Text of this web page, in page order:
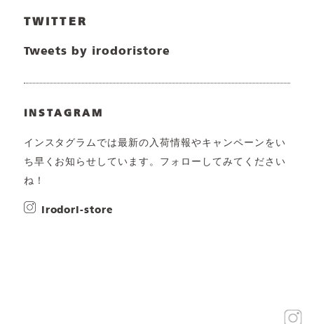
TWITTER
Tweets by irodoristore
INSTAGRAM
インスタグラムでは最新の入荷情報やキャンペーンをい
ち早くお知らせしています。フォローしてみてください
ね！
irodori-store